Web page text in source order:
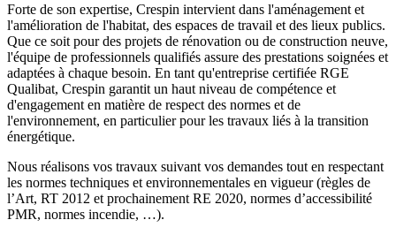
Forte de son expertise, Crespin intervient dans l'aménagement et
l'amélioration de l'habitat, des espaces de travail et des lieux publics.
Que ce soit pour des projets de rénovation ou de construction neuve,
l'équipe de professionnels qualifiés assure des prestations soignées et
adaptées à chaque besoin. En tant qu'entreprise certifiée RGE
Qualibat, Crespin garantit un haut niveau de compétence et
d'engagement en matière de respect des normes et de
l'environnement, en particulier pour les travaux liés à la transition
énergétique.
Nous réalisons vos travaux suivant vos demandes tout en respectant
les normes techniques et environnementales en vigueur (règles de
l’Art, RT 2012 et prochainement RE 2020, normes d’accessibilité
PMR, normes incendie, …).